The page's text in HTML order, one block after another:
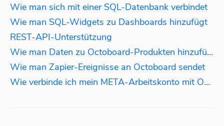
Wie man sich mit einer SQL-Datenbank verbindet
Wie man SQL-Widgets zu Dashboards hinzufügt
REST-API-Unterstützung
Wie man Daten zu Octoboard-Produkten hinzufügt
Wie man Zapier-Ereignisse an Octoboard sendet
Wie verbinde ich mein META-Arbeitskonto mit Octoboard?